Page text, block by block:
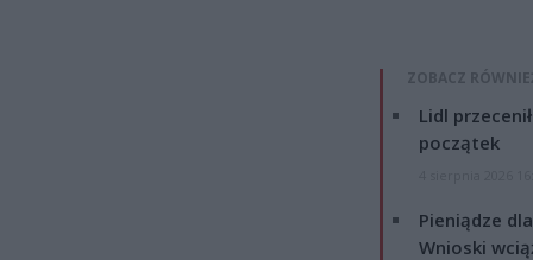
ZOBACZ
Lidl
początek
Pieniądze
Wnioski